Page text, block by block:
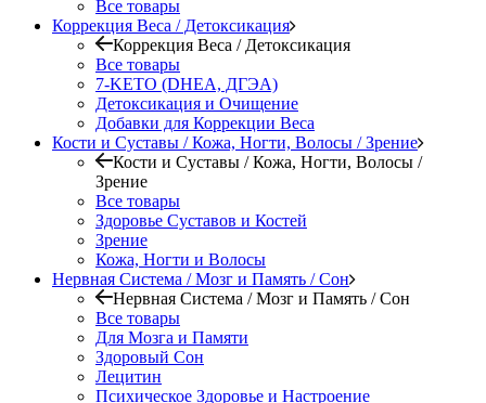
Все товары
Коррекция Веса / Детоксикация
Коррекция Веса / Детоксикация
Все товары
7-KETO (DHEA, ДГЭА)
Детоксикация и Очищение
Добавки для Коррекции Веса
Кости и Суставы / Кожа, Ногти, Волосы / Зрение
Кости и Суставы / Кожа, Ногти, Волосы /
Зрение
Все товары
Здоровье Суставов и Костей
Зрение
Кожа, Ногти и Волосы
Нервная Система / Мозг и Память / Сон
Нервная Система / Мозг и Память / Сон
Все товары
Для Мозга и Памяти
Здоровый Сон
Лецитин
Психическое Здоровье и Настроение